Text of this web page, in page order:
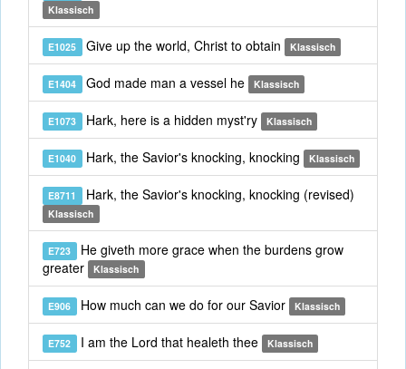
Klassisch
E1025 Give up the world, Christ to obtain Klassisch
E1404 God made man a vessel he Klassisch
E1073 Hark, here is a hidden myst'ry Klassisch
E1040 Hark, the Savior's knocking, knocking Klassisch
E8711 Hark, the Savior's knocking, knocking (revised)
Klassisch
E723 He giveth more grace when the burdens grow
greater
Klassisch
E906 How much can we do for our Savior Klassisch
E752 I am the Lord that healeth thee Klassisch